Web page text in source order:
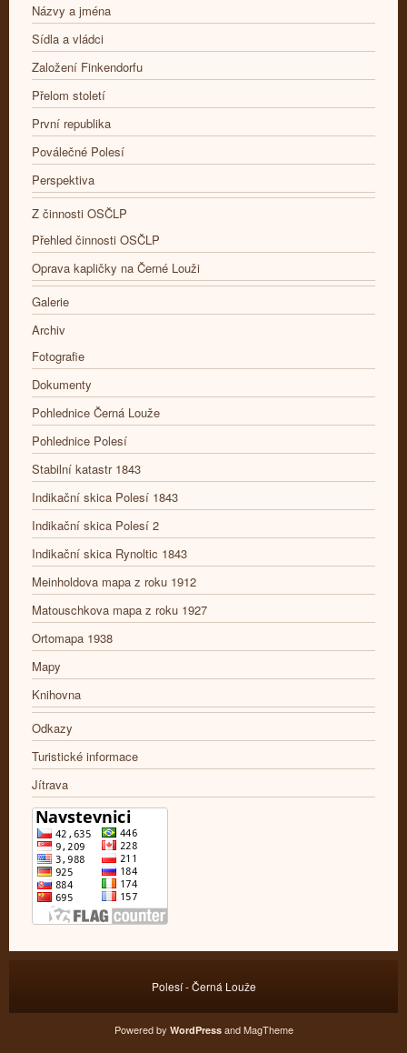
Názvy a jména
Sídla a vládci
Založení Finkendorfu
Přelom století
První republika
Poválečné Polesí
Perspektiva
Z činnosti OSČLP
Přehled činnosti OSČLP
Oprava kapličky na Černé Louži
Galerie
Archiv
Fotografie
Dokumenty
Pohlednice Černá Louže
Pohlednice Polesí
Stabilní katastr 1843
Indikační skica Polesí 1843
Indikační skica Polesí 2
Indikační skica Rynoltic 1843
Meinholdova mapa z roku 1912
Matouschkova mapa z roku 1927
Ortomapa 1938
Mapy
Knihovna
Odkazy
Turistické informace
Jítrava
Polesí - Černá Louže
Powered by WordPressandMagTheme